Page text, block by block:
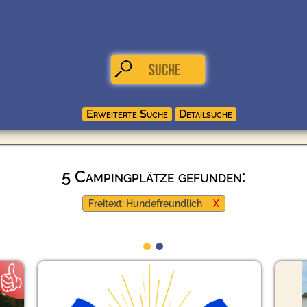
5 Campingplätze gefunden:
Freitext: Hundefreundlich X